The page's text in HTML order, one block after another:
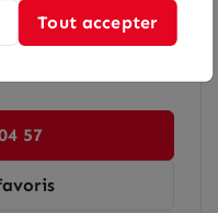
57
Tout accepter